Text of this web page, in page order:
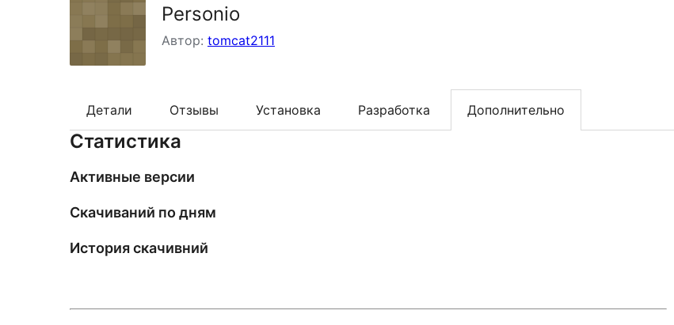
Personio
Автор: tomcat2111
Детали Отзывы Установка Разработка Дополнительно
Статистика
Активные версии
Скачиваний по дням
История скачивний